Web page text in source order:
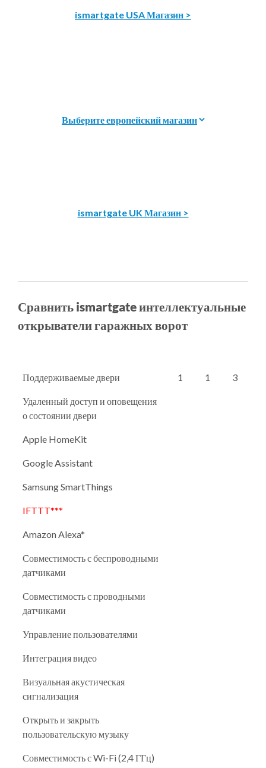
ismartgate USA Магазин >
ismartgate UK Магазин >
Сравнить ismartgate интеллектуальные
открыватели гаражных ворот
Поддерживаемые двери 1 1 3
Удаленный доступ и оповещения
о состоянии двери
Apple HomeKit
Google Assistant
Samsung SmartThings
IFTTT***
Amazon Alexa*
Совместимость с беспроводными
датчиками
Совместимость с проводными
датчиками
Управление пользователями
Интеграция видео
Визуальная акустическая
сигнализация
Открыть и закрыть
пользовательскую музыку
Совместимость с Wi-Fi (2,4 ГГц)